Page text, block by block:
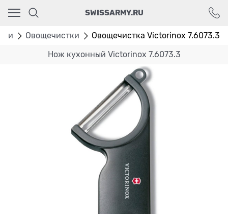
SWISSARMY.RU
Овощечистки Овощечистка Victorinox 7.6073.3
Нож кухонный Victorinox 7.6073.3
Ваш город - Москва,
угадали?
ДА НЕТ